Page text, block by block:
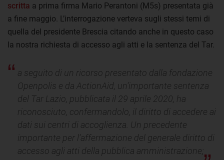
scritta a prima firma Mario Perantoni (M5s) presentata già
a fine maggio. L’interrogazione verteva sugli stessi temi di
quella del presidente Brescia citando anche in questo caso
la nostra richiesta di accesso agli atti e la sentenza del Tar.
a seguito di un ricorso presentato dalla fondazione
Openpolis e da ActionAid, un’importante sentenza
del Tar Lazio, pubblicata il 29 aprile 2020, ha
riconosciuto, confermandolo, il diritto di accedere ai
dati sui centri di accoglienza. Un precedente
importante per l’affermazione del generale diritto di
accesso agli atti della pubblica amministrazione;